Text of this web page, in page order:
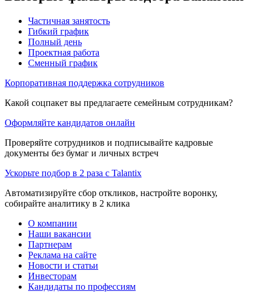
Частичная занятость
Гибкий график
Полный день
Проектная работа
Сменный график
Корпоративная поддержка сотрудников
Какой соцпакет вы предлагаете семейным сотрудникам?
Оформляйте кандидатов онлайн
Проверяйте сотрудников и подписывайте кадровые
документы без бумаг и личных встреч
Ускорьте подбор в 2 раза с Talantix
Автоматизируйте сбор откликов, настройте воронку,
собирайте аналитику в 2 клика
О компании
Наши вакансии
Партнерам
Реклама на сайте
Новости и статьи
Инвесторам
Кандидаты по профессиям